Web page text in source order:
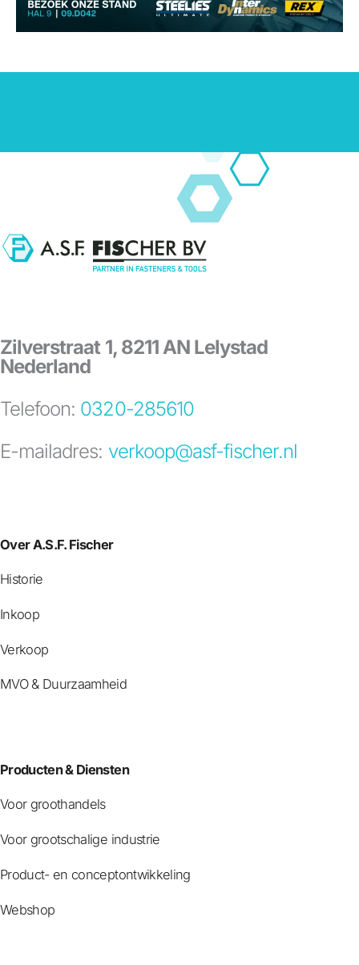
Zilverstraat 1, 8211 AN Lelystad
Nederland
Telefoon: 0320-285610
E-mailadres: verkoop@asf-fischer.nl
Over A.S.F. Fischer
Historie
Inkoop
Verkoop
MVO & Duurzaamheid
Producten & Diensten
Voor groothandels
Voor grootschalige industrie
Product- en conceptontwikkeling
Webshop